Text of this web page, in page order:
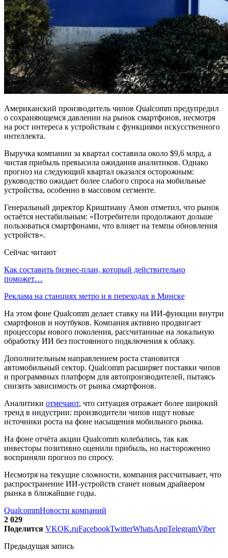
Американский производитель чипов Qualcomm предупредил
о сохраняющемся давлении на рынок смартфонов, несмотря
на рост интереса к устройствам с функциями искусственного
интеллекта.
Выручка компании за квартал составила около $9,6 млрд, а
чистая прибыль превысила ожидания аналитиков. Однако
прогноз на следующий квартал оказался осторожным:
руководство ожидает более слабого спроса на мобильные
устройства, особенно в массовом сегменте.
Генеральный директор Криштиану Амон отметил, что рынок
остаётся нестабильным: «Потребители продолжают дольше
пользоваться смартфонами, что влияет на темпы обновления
устройств».
Сейчас читают
Как составить бизнес-план, который действительно
поможет…
Реклама на станциях метро и в переходах в Минске
На этом фоне Qualcomm делает ставку на ИИ-функции внутри
смартфонов и ноутбуков. Компания активно продвигает
процессоры нового поколения, рассчитанные на локальную
обработку ИИ без постоянного подключения к облаку.
Дополнительным направлением роста становится
автомобильный сектор. Qualcomm расширяет поставки чипов
и программных платформ для автопроизводителей, пытаясь
снизить зависимость от рынка смартфонов.
Аналитики отмечают, что ситуация отражает более широкий
тренд в индустрии: производители чипов ищут новые
источники роста на фоне насыщения мобильного рынка.
На фоне отчёта акции Qualcomm колебались, так как
инвесторы позитивно оценили прибыль, но настороженно
восприняли прогноз по спросу.
Несмотря на текущие сложности, компания рассчитывает, что
распространение ИИ-устройств станет новым драйвером
рынка в ближайшие годы.
QualcommНовости компаний
2 029
Поделится VKOK.ruFacebookTwitterWhatsAppTelegramViber
Предыдущая запись